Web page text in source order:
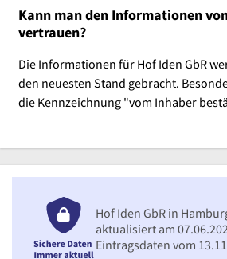
Kann man den Informationen
vertrauen?
Die Informationen für Hof Iden GbR
den neuesten Stand gebracht.
die Kennzeichnung "vom Inhaber
Hof Iden GbR in
aktualisiert am
Eintragsdaten vom